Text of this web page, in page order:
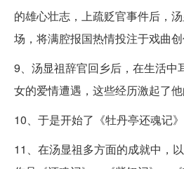
的雄心壮志，上疏贬官事件后，
场，将满腔报国热情投注于戏曲创
9、汤显祖辞官回乡后，在生活中
女的爱情遭遇，这些经历激起了他
10、于是开始了《牡丹亭还魂记》
11、在汤显祖多方面的成就中，